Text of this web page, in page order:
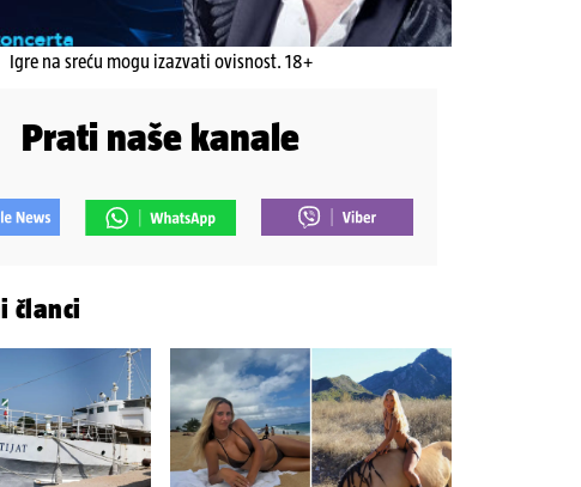
Igre na sreću mogu izazvati ovisnost. 18+
Prati naše kanale
članci